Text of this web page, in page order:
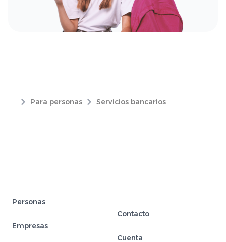
Para personas Servicios bancarios
Personas
Empresas
Contacto
Cuenta